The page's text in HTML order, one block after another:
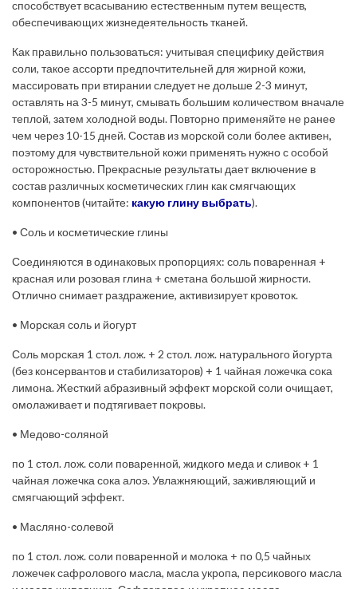
способствует всасыванию естественным путем веществ,
обеспечивающих жизнедеятельность тканей.
Как правильно пользоваться: учитывая специфику действия
соли, такое ассорти предпочтительней для жирной кожи,
массировать при втирании следует не дольше 2-3 минут,
оставлять на 3-5 минут, смывать большим количеством вначале
теплой, затем холодной воды. Повторно применяйте не ранее
чем через 10-15 дней. Состав из морской соли более активен,
поэтому для чувствительной кожи применять нужно с особой
осторожностью. Прекрасные результаты дает включение в
состав различных косметических глин как смягчающих
компонентов (читайте: какую глину выбрать).
• Соль и косметические глины
Соединяются в одинаковых пропорциях: соль поваренная +
красная или розовая глина + сметана большой жирности.
Отлично снимает раздражение, активизирует кровоток.
• Морская соль и йогурт
Соль морская 1 стол. лож. + 2 стол. лож. натурального йогурта
(без консервантов и стабилизаторов) + 1 чайная ложечка сока
лимона. Жесткий абразивный эффект морской соли очищает,
омолаживает и подтягивает покровы.
• Медово-соляной
по 1 стол. лож. соли поваренной, жидкого меда и сливок + 1
чайная ложечка сока алоэ. Увлажняющий, заживляющий и
смягчающий эффект.
• Масляно-солевой
по 1 стол. лож. соли поваренной и молока + по 0,5 чайных
ложечек сафролового масла, масла укропа, персикового масла